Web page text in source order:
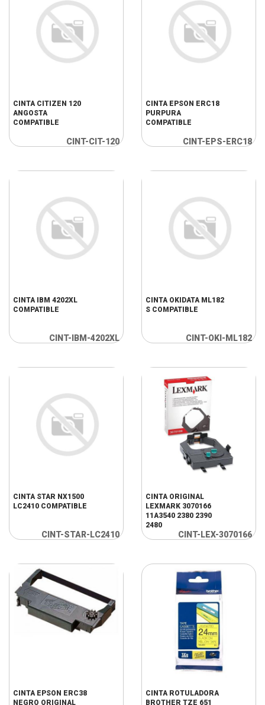
CINTA CITIZEN 120
ANGOSTA
COMPATIBLE
CINT-CIT-120
CINTA EPSON ERC18
PURPURA
COMPATIBLE
CINT-EPS-ERC18
CINTA IBM 4202XL
COMPATIBLE
CINT-IBM-4202XL
CINTA OKIDATA ML182
S COMPATIBLE
CINT-OKI-ML182
CINTA STAR NX1500
LC2410 COMPATIBLE
CINT-STAR-LC2410
CINTA ORIGINAL
LEXMARK 3070166
11A3540 2380 2390
2480
CINT-LEX-3070166
CINTA EPSON ERC38
NEGRO ORIGINAL
CINTA ROTULADORA
BROTHER TZE 651